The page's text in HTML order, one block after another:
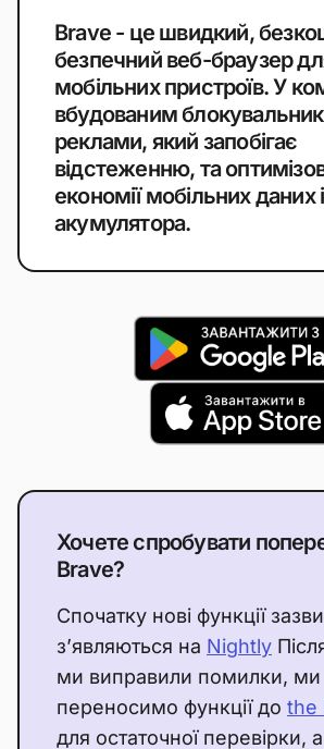
Brave - це швидкий,
безпечний веб-браузер
мобільних пристроїв. У
вбудованим
реклами, який запобігає
відстеженню, та
економії мобільних даних
акумулятора.
Хочете спробувати
Brave?
Спочатку нові функції
з’являються на Nightly
ми виправили помилки, ми
переносимо функції до the
для остаточної перевірки,